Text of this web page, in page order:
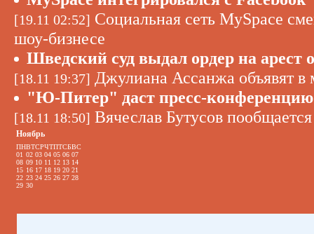
[19.11 02:52] Социальная сеть MySpace
шоу-бизнесе
Шведский суд выдал ордер на арест
[18.11 19:37] Джулиана Ассанжа объявят
"Ю-Питер" даст пресс-
[18.11 18:50] Вячеслав Бутусов
Ноябрь
ПНВТСРЧТПТСБВС
01 02 03 04 05 06 07
08 09 10 11 12 13 14
15 16 17 18 19 20 21
22 23 24 25 26 27 28
29 30